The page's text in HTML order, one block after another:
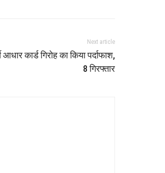
Next article
कार्ड गिरोह का किया पर्दाफाश,
8 गिरफ्तार